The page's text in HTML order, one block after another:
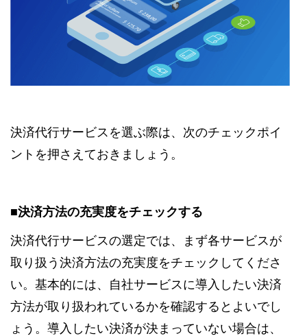
決済代行サービスを選ぶ際は、次のチェックポイ
ントを押さえておきましょう。
■決済方法の充実度をチェックする
決済代行サービスの選定では、まず各サービスが
取り扱う決済方法の充実度をチェックしてくださ
い。基本的には、自社サービスに導入したい決済
方法が取り扱われているかを確認するとよいでし
ょう。導入したい決済が決まっていない場合は、